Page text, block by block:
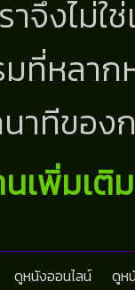
าจึงไม่
ที่หลา
าทีขอ
เพิ่มเติ
ดูหนังออนไลน์ ดูห